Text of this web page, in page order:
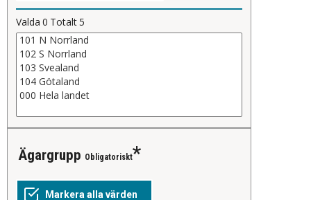
Valda 0 Totalt5
Ägargrupp Obligatoriskt